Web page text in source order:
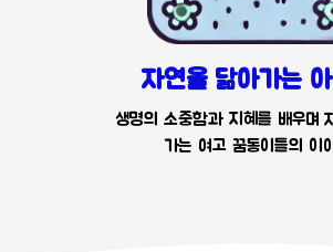
자연을 닮아가는
생명의 소중함과 지혜를 배우며
가는 여고 꿈동이들의 이야